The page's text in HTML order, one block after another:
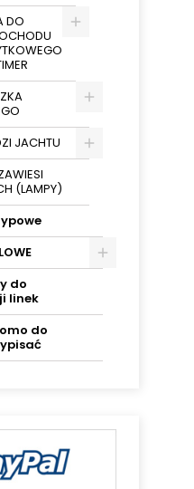
DO
JACHTU
(LAMPY)
do
linek
do